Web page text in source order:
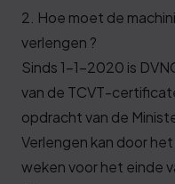
2. Hoe moet de
verlengen ?
Sinds 1-1-2020 is
van de TCVT-
opdracht van de
Verlengen kan door
weken voor het einde